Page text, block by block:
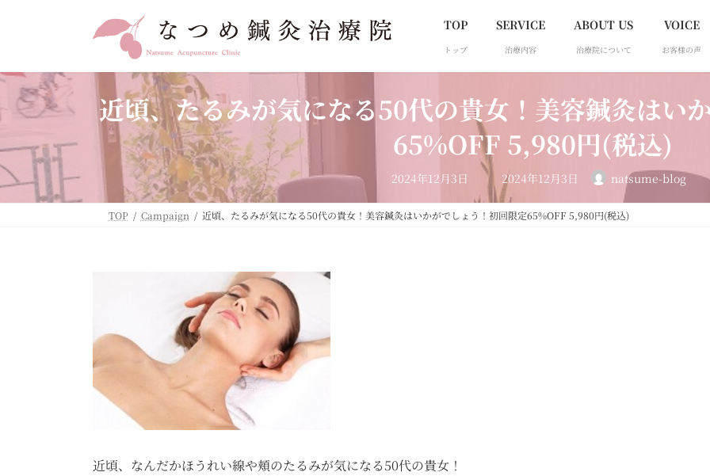
ツ
ッ
プ
シ
移
動
TOP
トップ
SERVICE
治療内容
ABOUT US
治療院について
VOICE
お客様の声
近頃、たるみが気になる50代の貴女！美容鍼灸はい
65%OFF 5,980円(税込)
2024年12月3日 最
終
更
新
日
2024年12月3日 natsume-blog
TOP Campaign 近頃、たるみが気になる50代の貴女！美容鍼灸はいかがでしょう！初回限定65%OFF 5,980円(税込)
近頃、なんだかほうれい線や頬のたるみが気になる50代の貴女！